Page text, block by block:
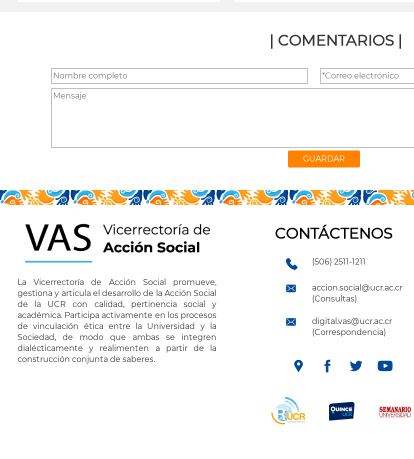
| COMENTARIOS |
La Vicerrectoría de Acción Social promueve,
gestiona y articula el desarrollo de la Acción Social
de la UCR con calidad, pertinencia social y
académica. Participa activamente en los procesos
de vinculación ética entre la Universidad y la
Sociedad, de modo que ambas se integren
dialécticamente y realimenten a partir de la
construcción conjunta de saberes.
CONTÁCTENOS
(506) 2511-1211
accion.social@ucr.ac.cr
(Consultas)
digital.vas@ucr.ac.cr
(Correspondencia)